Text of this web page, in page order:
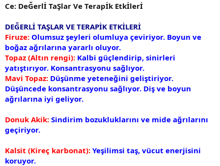
Ce: DeĞerlİ TaŞlar Ve Terapİk Etkİlerİ
DEĞERLİ TAŞLAR VE TERAPİK ETKİLERİ
Firuze: Olumsuz şeyleri olumluya çeviriyor. Boyun ve
boğaz ağrılarına yararlı oluyor.
Topaz (Altın rengi): Kalbi güçlendirip, sinirleri
yatıştırıyor. Konsantrasyonu sağlıyor.
Mavi Topaz: Düşünme yeteneğini geliştiriyor.
Düşüncede konsantrasyonu sağlıyor. Diş ve boyun
ağrılarına iyi geliyor.
Donuk Akik: Sindirim bozukluklarını ve mide ağrılarını
geçiriyor.
Kalsit (Kireç karbonat): Yeşilimsi taş, vücut enerjisini
koruyor.